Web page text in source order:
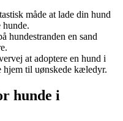
måde at lade din hund
hunde.
hundestranden en sand
at adoptere en hund i
til uønskede kæledyr.
hunde i